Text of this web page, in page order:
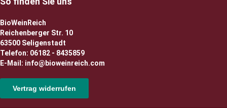
BioWeinReich
Reichenberger Str. 10
63500 Seligenstadt
Telefon: 06182 - 8435859
E-Mail: info@bioweinreich.com
Vertrag widerrufen